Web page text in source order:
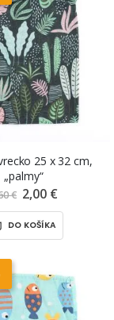
25 x 32 cm,
„palmy“
€ Znížená
cena
2,00 €
DO KOŠÍKA